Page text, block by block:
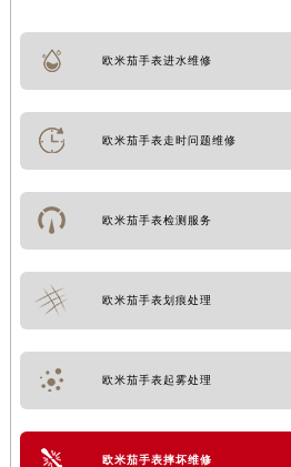
欧米茄手表进水维修
欧米茄手表走时问题维修
欧米茄手表检测服务
欧米茄手表划痕处理
欧米茄手表起雾处理
欧米茄手表摔坏维修